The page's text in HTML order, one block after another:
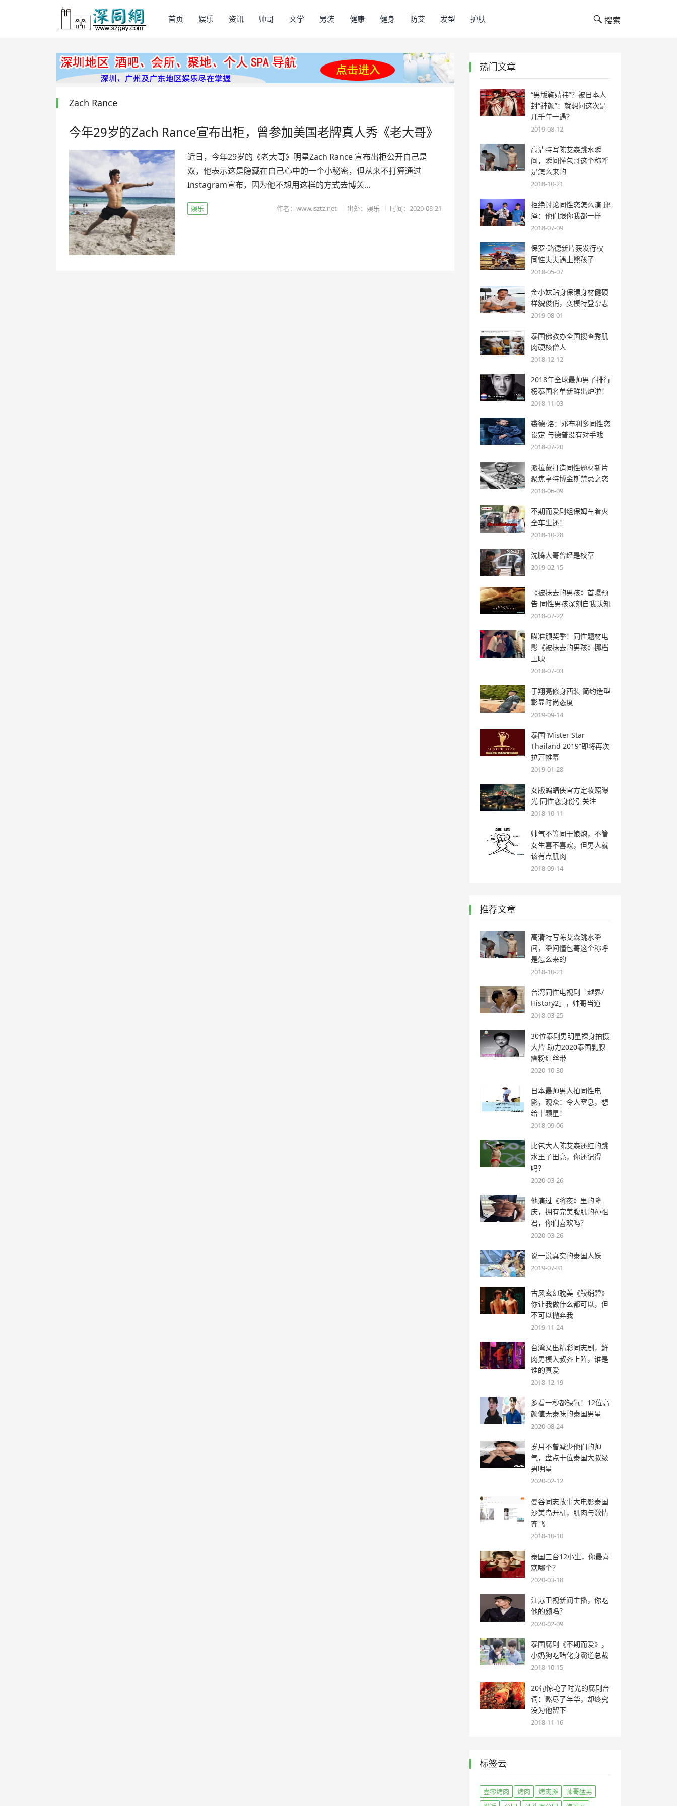
首页 娱乐 资讯 帅哥 文学 男装 健康 健身 防艾 发型 护肤 搜索
Zach Rance
今年29岁的Zach Rance宣布出柜，曾参加美国老牌真人秀《老大哥》
近日，今年29岁的《老大哥》明星Zach Rance 宣布出柜公开自己是
双，他表示这是隐藏在自己心中的一个小秘密，但从来不打算通过
Instagram宣布，因为他不想用这样的方式去博关...
娱乐 作者：www.isztz.net 出处：娱乐 时间：2020-08-21
热门文章
“男版鞠婧祎”？被日本人
封“神颜”：就想问这次是
几千年一遇？
2019-08-12
高清特写陈艾森跳水瞬
间，瞬间懂包哥这个称呼
是怎么来的
2018-10-21
拒绝讨论同性恋怎么演 邱
泽：他们跟你我都一样
2018-07-09
保罗·路德新片获发行权
同性夫夫遇上熊孩子
2018-05-07
金小妹贴身保镖身材健硕
样貌俊俏，变模特登杂志
2019-08-01
泰国佛教办全国搜查秀肌
肉硬核僧人
2018-12-12
2018年全球最帅男子排行
榜泰国名单新鲜出炉啦！
2018-11-03
裘德·洛：邓布利多同性恋
设定 与德普没有对手戏
2018-07-20
派拉蒙打造同性题材新片
聚焦亨特博金斯禁忌之恋
2018-06-09
不期而爱剧组保姆车着火
全车生还！
2018-10-28
沈腾大哥曾经是校草
2019-02-15
《被抹去的男孩》首曝预
告 同性男孩深刻自我认知
2018-07-22
瞄准颁奖季！同性题材电
影《被抹去的男孩》挪档
上映
2018-07-03
于翔亮修身西装 简约造型
彰显时尚态度
2019-09-14
泰国“Mister Star
Thailand 2019”即将再次
拉开帷幕
2019-01-28
女版蝙蝠侠官方定妆照曝
光 同性恋身份引关注
2018-10-11
帅气不等同于娘炮，不管
女生喜不喜欢，但男人就
该有点肌肉
2018-09-14
推荐文章
高清特写陈艾森跳水瞬
间，瞬间懂包哥这个称呼
是怎么来的
2018-10-21
台湾同性电视剧「越界/
History2」，帅哥当道
2018-03-25
30位泰剧男明星裸身拍摄
大片 助力2020泰国乳腺
癌粉红丝带
2020-10-30
日本最帅男人拍同性电
影，观众：令人窒息，想
给十颗星！
2018-09-06
比包大人陈艾森还红的跳
水王子田亮，你还记得
吗？
2020-03-26
他演过《将夜》里的隆
庆，拥有完美腹肌的孙祖
君，你们喜欢吗？
2020-03-26
说一说真实的泰国人妖
2019-07-31
古风玄幻耽美《鲛绡碧》
你让我做什么都可以，但
不可以抛弃我
2019-11-24
台湾又出精彩同志剧，鲜
肉男模大叔齐上阵，谁是
谁的真爱
2018-12-19
多看一秒都缺氧！12位高
颜值无泰味的泰国男星
2020-08-24
岁月不曾减少他们的帅
气，盘点十位泰国大叔级
男明星
2020-02-12
曼谷同志故事大电影泰国
沙美岛开机，肌肉与激情
齐飞
2018-10-10
泰国三台12小生，你最喜
欢哪个？
2020-03-18
江苏卫视新闻主播，你吃
他的颜吗？
2020-02-09
泰国腐剧《不期而爱》，
小奶狗吃醋化身霸道总裁
2018-10-15
20句惊艳了时光的腐剧台
词：熬尽了年华，却终究
没为他留下
2018-11-16
标签云
壹零烤肉 烤肉 烤肉摊
帅哥猛男